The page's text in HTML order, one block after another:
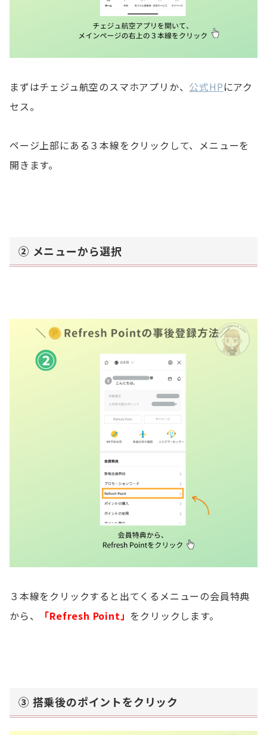
まずはチェジュ航空のスマホアプリか、 公式HPにアク
セス。
ページ上部にある３本線をクリックして、メニューを
開きます。
② メニューから選択
３本線をクリックすると出てくるメニューの会員特典
から、
「Refresh Point」 をクリックします。
③ 搭乗後のポイントをクリック